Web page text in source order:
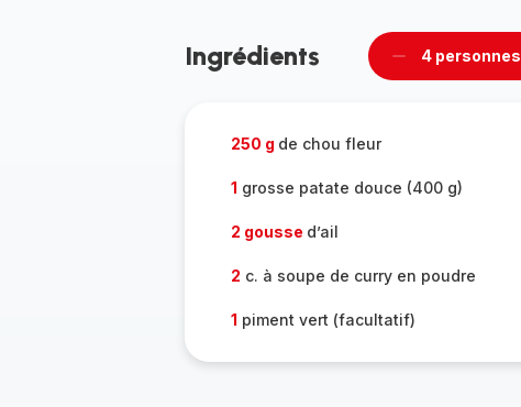
Ingrédients
Supprimer
4 personnes
250 g de chou fleur
1 grosse patate douce (400 g)
2 gousse d’ail
2 c. à soupe de curry en poudre
1 piment vert (facultatif)